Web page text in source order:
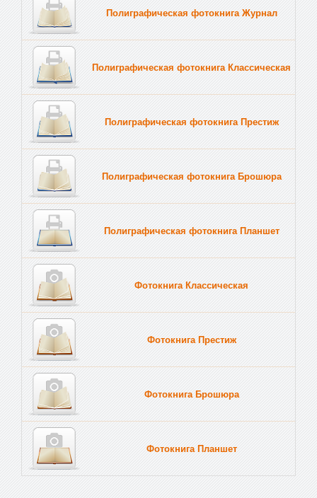
Полиграфическая фотокнига Журнал
Полиграфическая фотокнига Классическая
Полиграфическая фотокнига Престиж
Полиграфическая фотокнига Брошюра
Полиграфическая фотокнига Планшет
Фотокнига Классическая
Фотокнига Престиж
Фотокнига Брошюра
Фотокнига Планшет